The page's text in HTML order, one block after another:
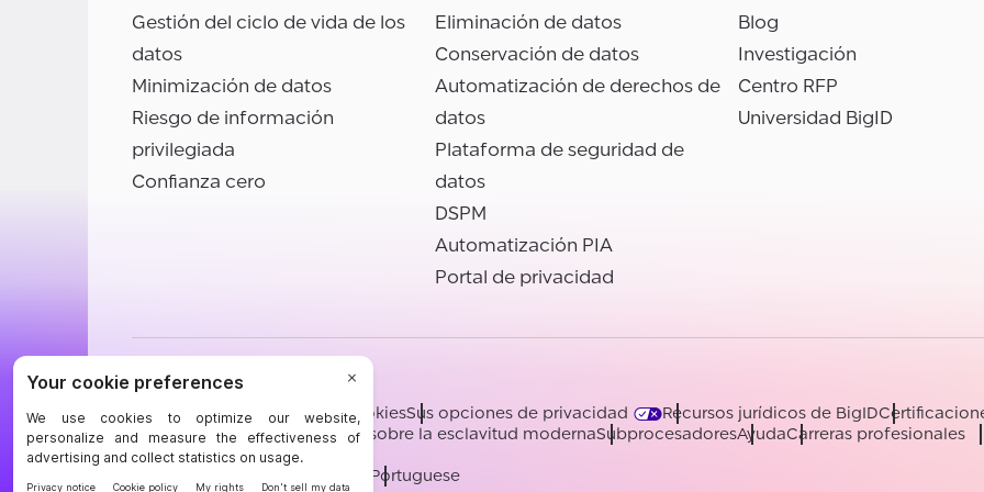
Gestión del ciclo de vida de los
datos
Minimización de datos
Riesgo de información
privilegiada
Confianza cero
Eliminación de datos
Conservación de datos
Automatización de derechos de
datos
Plataforma de seguridad de
datos
DSPM
Automatización PIA
Portal de privacidad
Blog
Investigación
Centro RFP
Universidad BigID
©BigID
TérminosConfidencialidadCookiesSus opciones de privacidad Recursos jurídicos de BigID
Conducta y éticaDeclaración sobre la esclavitud modernaSubprocesadoresAyudaCarreras profesionales
[email protected]
Portuguese